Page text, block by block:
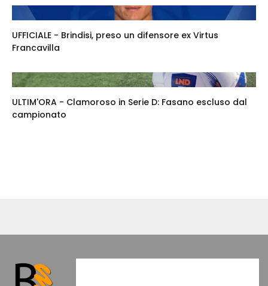
UFFICIALE - Brindisi, preso un difensore ex Virtus
Francavilla
ULTIM'ORA - Clamoroso in Serie D: Fasano escluso dal
campionato